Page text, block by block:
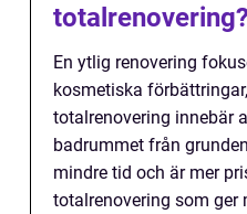
totalrenovering?
En ytlig renovering
kosmetiska
totalrenovering innebär
badrummet från
mindre tid och är mer
totalrenovering som ger